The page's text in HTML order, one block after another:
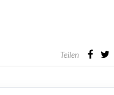
Teilen